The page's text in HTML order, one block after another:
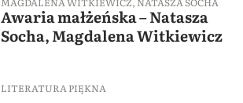
Awaria małżeńska – Natasza
Socha, Magdalena Witkiewicz
LITERATURA PIĘKNA